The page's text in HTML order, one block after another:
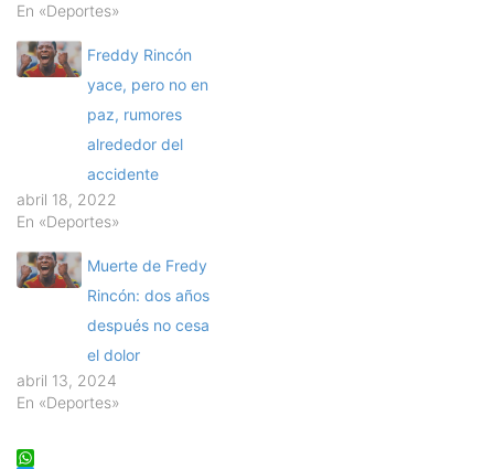
En «Deportes»
Freddy Rincón
yace, pero no en
paz, rumores
alrededor del
accidente
abril 18, 2022
En «Deportes»
Muerte de Fredy
Rincón: dos años
después no cesa
el dolor
abril 13, 2024
En «Deportes»